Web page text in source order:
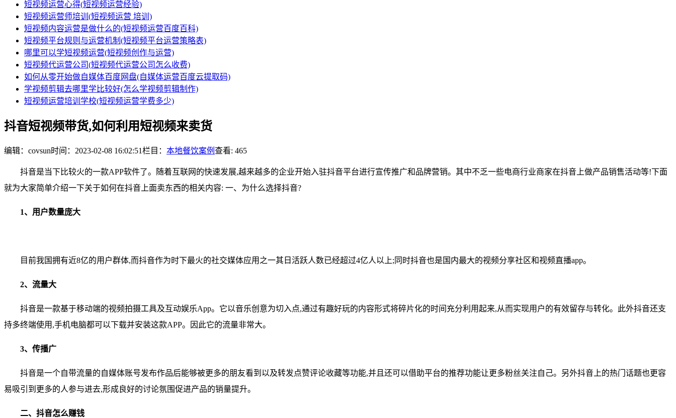
短视频运营心得(短视频运营经验)
短视频运营师培训(短视频运营 培训)
短视频内容运营是做什么的(短视频运营百度百科)
短视频平台规则与运营机制(短视频平台运营策略表)
哪里可以学短视频运营(短视频创作与运营)
短视频代运营公司(短视频代运营公司怎么收费)
如何从零开始做自媒体百度网盘(自媒体运营百度云提取码)
学视频剪辑去哪里学比较好(怎么学视频剪辑制作)
短视频运营培训学校(短视频运营学费多少)
抖音短视频带货,如何利用短视频来卖货
编辑：covsun时间：2023-02-08 16:02:51栏目： 本地餐饮案例 查看: 465
抖音是当下比较火的一款APP软件了。随着互联网的快速发展,越来越多的企业开始入驻抖音平台进行宣传推广和品牌营销。其中不乏一些电商行业商家在抖音上做产品销售活动等!下面
就为大家简单介绍一下关于如何在抖音上面卖东西的相关内容: 一、为什么选择抖音?
1、用户数量庞大
目前我国拥有近8亿的用户群体,而抖音作为时下最火的社交媒体应用之一其日活跃人数已经超过4亿人以上;同时抖音也是国内最大的视频分享社区和视频直播app。
2、流量大
抖音是一款基于移动端的视频拍摄工具及互动娱乐App。它以音乐创意为切入点,通过有趣好玩的内容形式将碎片化的时间充分利用起来,从而实现用户的有效留存与转化。此外抖音还支
持多终端使用,手机电脑都可以下载并安装这款APP。因此它的流量非常大。
3、传播广
抖音是一个自带流量的自媒体账号发布作品后能够被更多的朋友看到以及转发点赞评论收藏等功能,并且还可以借助平台的推荐功能让更多粉丝关注自己。另外抖音上的热门话题也更容
易吸引到更多的人参与进去,形成良好的讨论氛围促进产品的销量提升。
二、抖音怎么赚钱